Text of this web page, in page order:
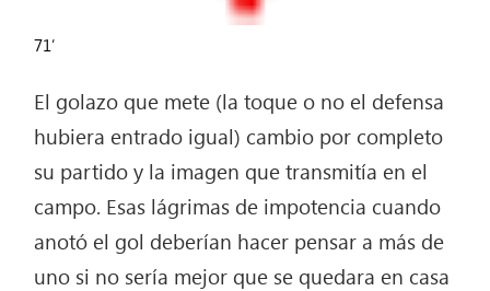
71′
El golazo que mete (la toque o no el defensa
hubiera entrado igual) cambio por completo
su partido y la imagen que transmitía en el
campo. Esas lágrimas de impotencia cuando
anotó el gol deberían hacer pensar a más de
uno si no sería mejor que se quedara en casa